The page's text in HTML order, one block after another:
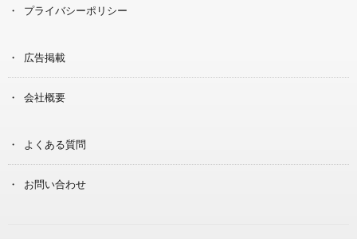
プライバシーポリシー
広告掲載
会社概要
よくある質問
お問い合わせ